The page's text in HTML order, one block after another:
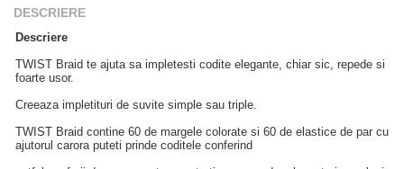
DESCRIERE
Descriere
TWIST Braid te ajuta sa impletesti codite elegante, chiar sic, repede si
foarte usor.
Creeaza impletituri de suvite simple sau triple.
TWIST Braid contine 60 de margele colorate si 60 de elastice de par cu
ajutorul carora puteti prinde coditele conferind